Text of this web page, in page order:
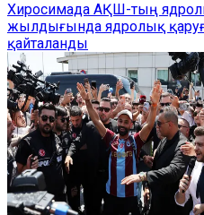
Хиросимада АҚШ-тың
жылдығында ядролық
қайталанды